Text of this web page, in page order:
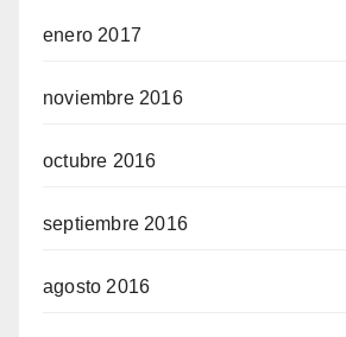
enero 2017
noviembre 2016
octubre 2016
septiembre 2016
agosto 2016